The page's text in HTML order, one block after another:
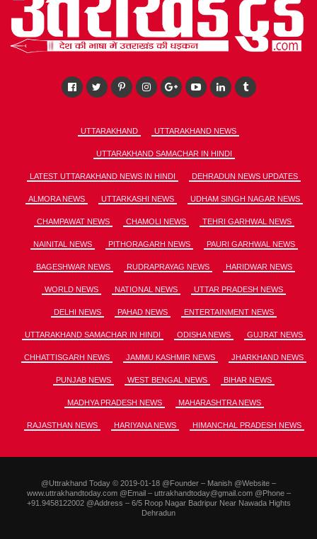
UTTARAKHAND UTTARAKHAND NEWS
UTTARAKHAND SAMACHAR IN HINDI
LATEST UTTARAKHAND NEWS IN HINDI DEHRADUN NEWS UPDATES
ALMORA NEWS UTTARKASHI NEWS UDHAM SINGH NAGAR NEWS
CHAMPAWAT NEWS CHAMOLI NEWS TEHRI GARHWAL NEWS
NAINITAL NEWS PITHORAGARH NEWS PAURI GARHWAL NEWS
BAGESHWAR NEWS RUDRAPRAYAG NEWS HARIDWAR NEWS
WORLD NEWS NATIONAL NEWS UTTAR PRADESH NEWS
DELHI NEWS PAHAD NEWS ENTERTAINMENT NEWS
UTTARAKHAND SAMACHAR IN HINDI ODISHA NEWS GUJRAT NEWS
CHHATTISGARH NEWS JAMMU KASHMIR NEWS JHARKHAND NEWS
PUNJAB NEWS WEST BENGAL NEWS BIHAR NEWS
MADHYA PRADESH NEWS MAHARASHTRA NEWS
RAJASTHAN NEWS HARIYANA NEWS HIMANCHAL PRADESH NEWS
@Uttrakhand Today © 2019-01-18 @Founder – Manish @Website –
www.uttrakhandtoday.com @Email – uttrakhandtoday@gmail.com @Phone –
+91.9458122002 @Address – 6/5 Roop Nagar Badripur Near Nawada Hights
Dehradun